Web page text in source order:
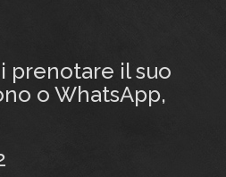
prenotare il suo
o WhatsApp,